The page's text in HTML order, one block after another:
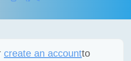
create an accountto